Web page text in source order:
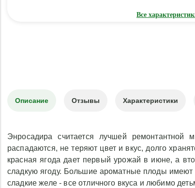
Все
Описание Отзывы Характеристики
Энросадира считается лучшей
распадаются, не теряют цвет и вкус, долго
красная ягода дает первый урожай в июне, а
сладкую ягоду. Большие ароматные плоды имеют
сладкие желе - все отличного вкуса и любимо